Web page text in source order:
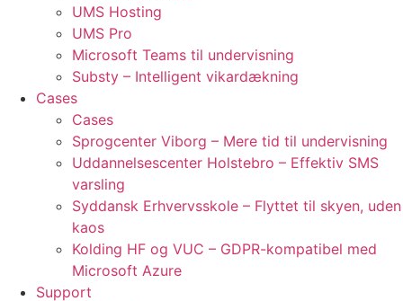
UMS Hosting
UMS Pro
Microsoft Teams til undervisning
Substy – Intelligent vikardækning
Cases
Cases
Sprogcenter Viborg – Mere tid til undervisning
Uddannelsescenter Holstebro – Effektiv SMS
varsling
Syddansk Erhvervsskole – Flyttet til skyen, uden
kaos
Kolding HF og VUC – GDPR-kompatibel med
Microsoft Azure
Support